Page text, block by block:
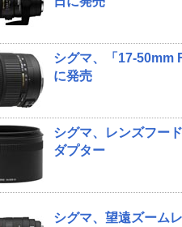
シグマ、「17-50mm
に発売
シグマ、レンズフー
ダプター
シグマ、望遠ズーム